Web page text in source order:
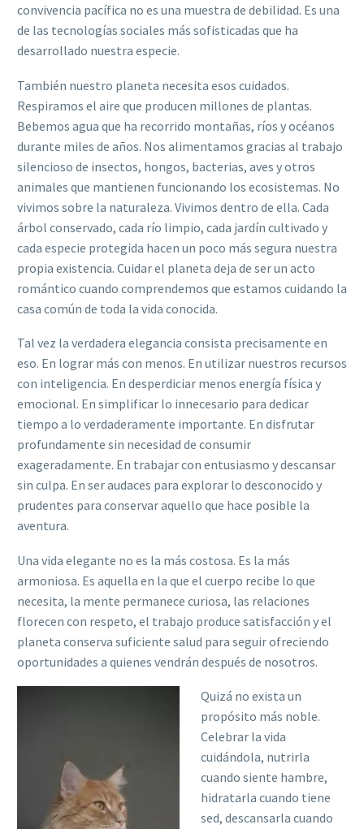
convivencia pacífica no es una muestra de debilidad. Es una
de las tecnologías sociales más sofisticadas que ha
desarrollado nuestra especie.
También nuestro planeta necesita esos cuidados.
Respiramos el aire que producen millones de plantas.
Bebemos agua que ha recorrido montañas, ríos y océanos
durante miles de años. Nos alimentamos gracias al trabajo
silencioso de insectos, hongos, bacterias, aves y otros
animales que mantienen funcionando los ecosistemas. No
vivimos sobre la naturaleza. Vivimos dentro de ella. Cada
árbol conservado, cada río limpio, cada jardín cultivado y
cada especie protegida hacen un poco más segura nuestra
propia existencia. Cuidar el planeta deja de ser un acto
romántico cuando comprendemos que estamos cuidando la
casa común de toda la vida conocida.
Tal vez la verdadera elegancia consista precisamente en
eso. En lograr más con menos. En utilizar nuestros recursos
con inteligencia. En desperdiciar menos energía física y
emocional. En simplificar lo innecesario para dedicar
tiempo a lo verdaderamente importante. En disfrutar
profundamente sin necesidad de consumir
exageradamente. En trabajar con entusiasmo y descansar
sin culpa. En ser audaces para explorar lo desconocido y
prudentes para conservar aquello que hace posible la
aventura.
Una vida elegante no es la más costosa. Es la más
armoniosa. Es aquella en la que el cuerpo recibe lo que
necesita, la mente permanece curiosa, las relaciones
florecen con respeto, el trabajo produce satisfacción y el
planeta conserva suficiente salud para seguir ofreciendo
oportunidades a quienes vendrán después de nosotros.
Quizá no exista un
propósito más noble.
Celebrar la vida
cuidándola, nutrirla
cuando siente hambre,
hidratarla cuando tiene
sed, descansarla cuando